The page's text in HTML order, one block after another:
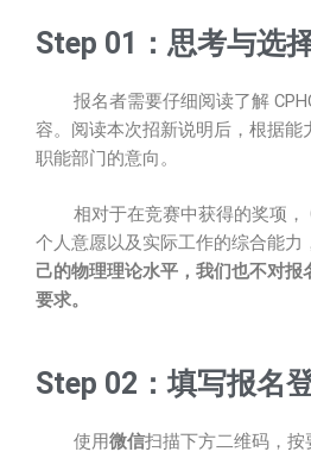
Step 01：思考与选
报名者需要仔细阅读了解
容。阅读本次招新说明后，根据能
职能部门的意向。
相对于在竞赛中获得的奖项，
个人意愿以及实际工作的综合能力
己的物理理论水平，我们也不对报
要求。
Step 02：填写报名
使用微信扫描下方二维码，